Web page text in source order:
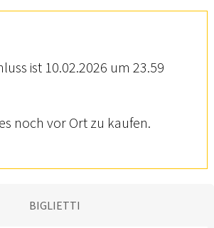
ist 10.02.2026 um 23.59
noch vor Ort zu kaufen.
BIGLIETTI